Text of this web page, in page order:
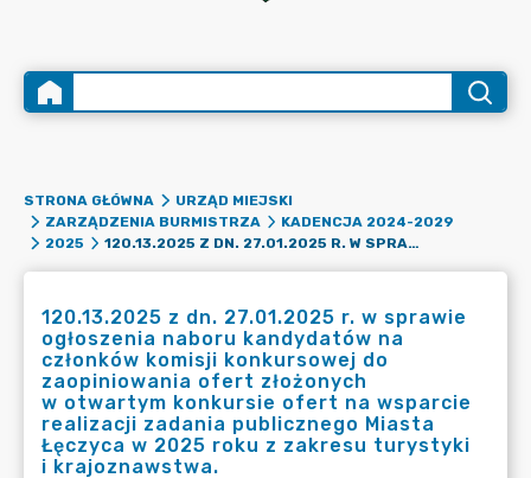
STRONA GŁÓWNA
URZĄD MIEJSKI
ZARZĄDZENIA BURMISTRZA
KADENCJA 2024-2029
2025
120.13.2025 Z DN. 27.01.2025 R. W SPRAWIE OGŁOSZENIA NABORU KANDYDATÓW NA CZŁONKÓW KOMISJI KONKURSOWEJ DO ZAOPINIOWANIA OFERT ZŁOŻONYCH W OTWARTYM KONKURSIE OFERT NA WSPARCIE REALIZACJI ZADANIA PUBLICZNEGO MIASTA ŁĘCZYCA W 2025 ROKU Z ZAKRESU TURYSTYKI I KRAJOZNAWSTWA.
120.13.2025 z dn. 27.01.2025 r. w sprawie
ogłoszenia naboru kandydatów na
członków komisji konkursowej do
zaopiniowania ofert złożonych
w otwartym konkursie ofert na wsparcie
realizacji zadania publicznego Miasta
Łęczyca w 2025 roku z zakresu turystyki
i krajoznawstwa.